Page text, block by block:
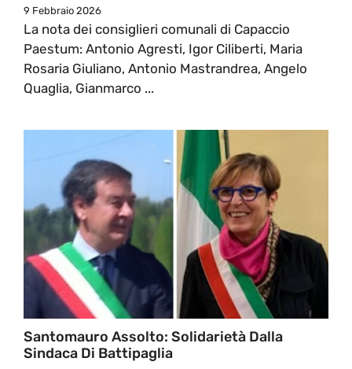
9 Febbraio 2026
La nota dei consiglieri comunali di Capaccio
Paestum: Antonio Agresti, Igor Ciliberti, Maria
Rosaria Giuliano, Antonio Mastrandrea, Angelo
Quaglia, Gianmarco ...
Santomauro Assolto: Solidarietà Dalla
Sindaca Di Battipaglia